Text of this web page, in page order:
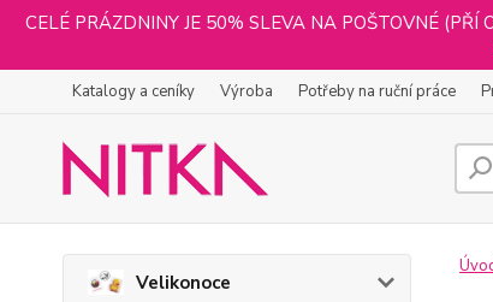
CELÉ PRÁZDNINY JE 50% SLEVA NA POŠTOVNÉ
Katalogy a ceníky Výroba Potřeby na ruční práce
Velikonoce